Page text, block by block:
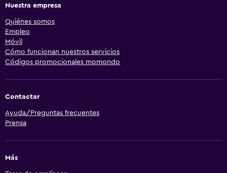
Nuestra empresa
Quiénes somos
Empleo
Móvil
Cómo funcionan nuestros servicios
Códigos promocionales momondo
Contactar
Ayuda/Preguntas frecuentes
Prensa
Más